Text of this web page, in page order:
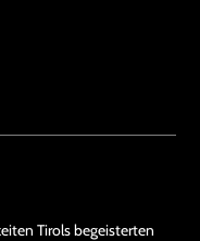
Tirols begeisterten